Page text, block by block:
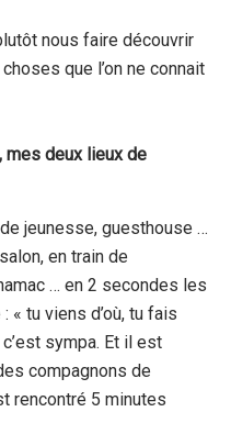
nous faire découvrir
que l’on ne connait
mes deux lieux de
jeunesse, guesthouse …
en train de
… en 2 secondes les
tu viens d’où, tu fais
sympa. Et il est
compagnons de
rencontré 5 minutes